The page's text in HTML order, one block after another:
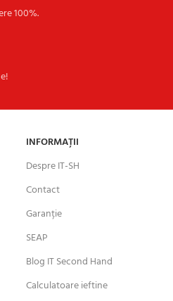
100%.
INFORMAȚII
Despre IT-SH
Contact
Garanție
SEAP
Blog IT Second Hand
Calculatoare ieftine